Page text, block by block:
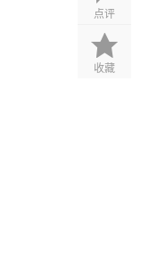
点评
收藏